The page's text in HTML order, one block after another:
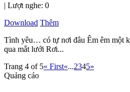
| Lượt nghe: 0
Download Thêm
Tình yêu… có tự nơi đâu Êm êm một
qua mắt lưới Rơi...
Trang 4 of 5« First«...2345»
Quảng cáo